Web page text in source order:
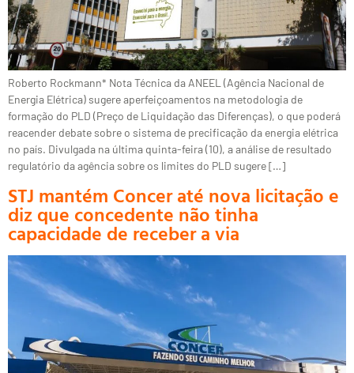
Roberto Rockmann* Nota Técnica da ANEEL (Agência Nacional de
Energia Elétrica) sugere aperfeiçoamentos na metodologia de
formação do PLD (Preço de Liquidação das Diferenças), o que poderá
reacender debate sobre o sistema de precificação da energia elétrica
no país. Divulgada na última quinta-feira (10), a análise de resultado
regulatório da agência sobre os limites do PLD sugere […]
STJ mantém Concer até nova licitação e
diz que concedente não tinha
capacidade de receber a via